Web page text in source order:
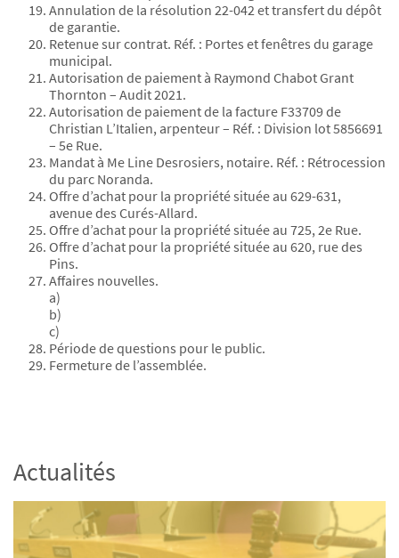
Annulation de la résolution 22-042 et transfert du dépôt
de garantie.
Retenue sur contrat. Réf. : Portes et fenêtres du garage
municipal.
Autorisation de paiement à Raymond Chabot Grant
Thornton – Audit 2021.
Autorisation de paiement de la facture F33709 de
Christian L’Italien, arpenteur – Réf. : Division lot 5856691
– 5e Rue.
Mandat à Me Line Desrosiers, notaire. Réf. : Rétrocession
du parc Noranda.
Offre d’achat pour la propriété située au 629-631,
avenue des Curés-Allard.
Offre d’achat pour la propriété située au 725, 2e Rue.
Offre d’achat pour la propriété située au 620, rue des
Pins.
Affaires nouvelles.
a)
b)
c)
Période de questions pour le public.
Fermeture de l’assemblée.
Actualités